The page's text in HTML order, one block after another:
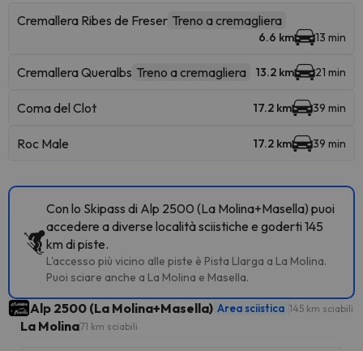
Cremallera Ribes de Freser Treno a cremagliera
6.6 km 13 min
Cremallera Queralbs Treno a cremagliera 13.2 km 21 min
Coma del Clot 17.2 km 39 min
Roc Male 17.2 km 39 min
Con lo Skipass di Alp 2500 (La Molina+Masella) puoi
accedere a diverse località sciistiche e goderti 145
km di piste.
L'accesso più vicino alle piste è Pista Llarga a La Molina.
Puoi sciare anche a La Molina e Masella.
Alp 2500 (La Molina+Masella) Area sciistica 145 km sciabili
La Molina71 km sciabili